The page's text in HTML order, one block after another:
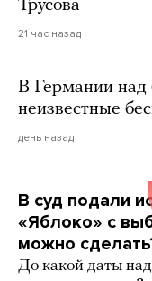
Трусова
21 час назад
В Германии над
неизвестные
день назад
В суд подали
«Яблоко» с
можно
До какой даты